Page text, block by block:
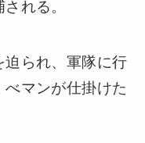
れる。
られ、軍隊に行
べマンが仕掛けた